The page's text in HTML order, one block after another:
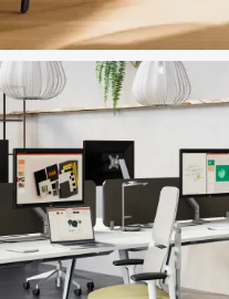
Télécharger l'Image